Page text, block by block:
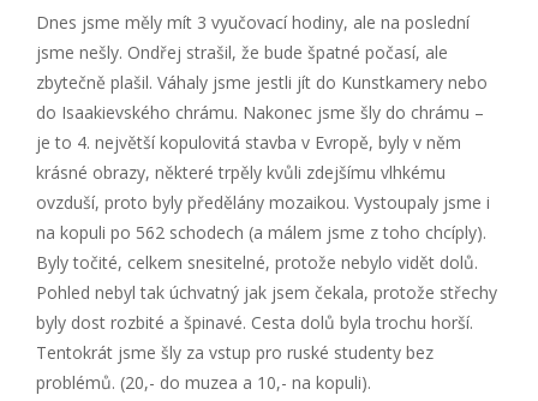
Dnes jsme měly mít 3 vyučovací hodiny, ale na poslední
jsme nešly. Ondřej strašil, že bude špatné počasí, ale
zbytečně plašil. Váhaly jsme jestli jít do Kunstkamery nebo
do Isaakievského chrámu. Nakonec jsme šly do chrámu –
je to 4. největší kopulovitá stavba v Evropě, byly v něm
krásné obrazy, některé trpěly kvůli zdejšímu vlhkému
ovzduší, proto byly předělány mozaikou. Vystoupaly jsme i
na kopuli po 562 schodech (a málem jsme z toho chcíply).
Byly točité, celkem snesitelné, protože nebylo vidět dolů.
Pohled nebyl tak úchvatný jak jsem čekala, protože střechy
byly dost rozbité a špinavé. Cesta dolů byla trochu horší.
Tentokrát jsme šly za vstup pro ruské studenty bez
problémů. (20,- do muzea a 10,- na kopuli).